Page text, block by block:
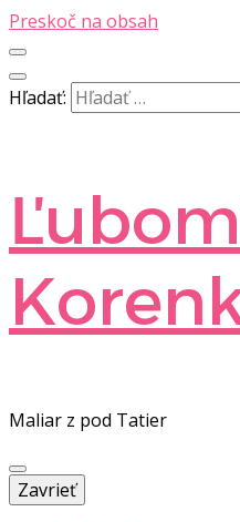
Preskoč na obsah
Hľadať:
Maliar z pod Tatier
Zavrieť